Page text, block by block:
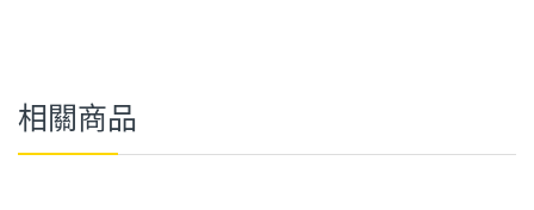
相關商品